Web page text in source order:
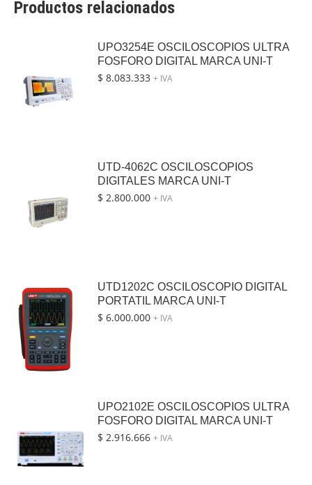
Productos relacionados
UPO3254E OSCILOSCOPIOS ULTRA
FOSFORO DIGITAL MARCA UNI-T
$ 8.083.333 + IVA
UTD-4062C OSCILOSCOPIOS
DIGITALES MARCA UNI-T
$ 2.800.000 + IVA
UTD1202C OSCILOSCOPIO DIGITAL
PORTATIL MARCA UNI-T
$ 6.000.000 + IVA
UPO2102E OSCILOSCOPIOS ULTRA
FOSFORO DIGITAL MARCA UNI-T
$ 2.916.666 + IVA